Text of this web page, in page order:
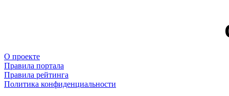
О проекте
Правила портала
Правила рейтинга
Политика конфиденциальности